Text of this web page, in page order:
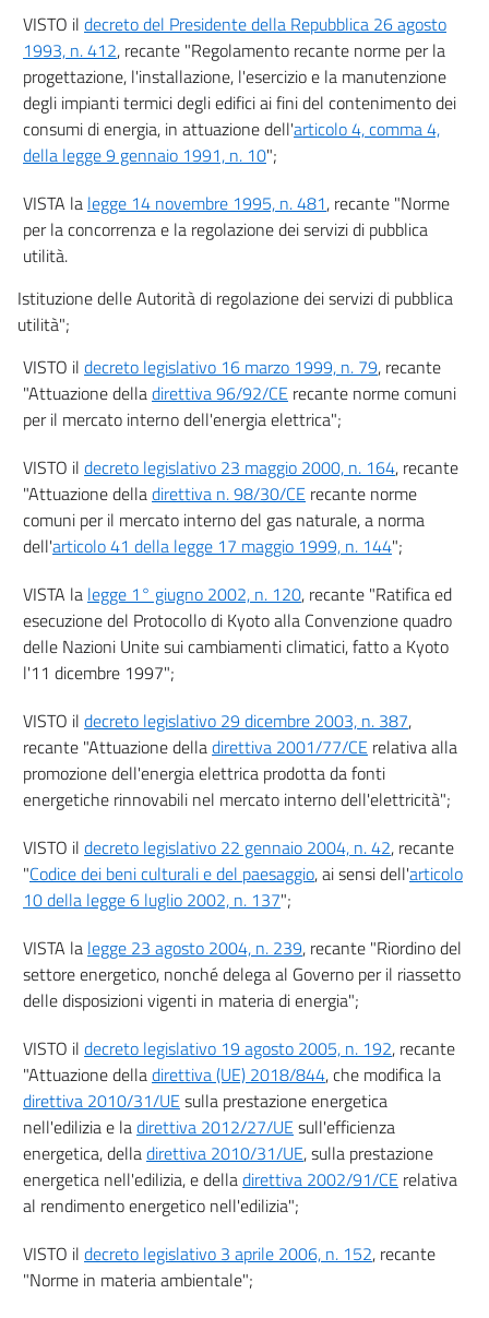
CAPO II
Regolamentazione tecnica e obblighi
26
27
28
29
29 bis
TITOLO IV
AUTOCONSUMO, COMUNITÀ ENERGETICHE RINNOVABILI E SISTEMI DI RETE
Configurazioni di autoconsumo e comunità energetiche rinnovabili
31
32
33
Reti di teleriscaldamento
34
CAPO III
Reti elettriche, gas e reti idrogeno
35
36
37
38
TITOLO V
((Energia rinnovabile nei trasporti e
criteri di sostenibilità e di riduzione delle emissioni
per biocarburanti, bioliquidi, combustibili
da biomassa, combustibili rinnovabili
da carbonio riciclato))
CAPO I
Energia da fonti rinnovabili nel settore dei trasporti
39
40
41
CAPO II
di riduzione delle emissioni di gas
a effetto serra per i biocarburanti,
i bioliquidi e i combustibili da biomassa))
42
42 bis
43
44
CAPO III
Disposizioni in materia di mobilità elettrica
VISTO il decreto del Presidente della Repubblica 26 agosto
1993, n. 412, recante "Regolamento recante norme per la
progettazione, l'installazione, l'esercizio e la manutenzione
degli impianti termici degli edifici ai fini del contenimento dei
consumi di energia, in attuazione dell'articolo 4, comma 4,
della legge 9 gennaio 1991, n. 10";
VISTA la legge 14 novembre 1995, n. 481, recante "Norme
per la concorrenza e la regolazione dei servizi di pubblica
utilità.
Istituzione delle Autorità di regolazione dei servizi di pubblica
utilità";
VISTO il decreto legislativo 16 marzo 1999, n. 79, recante
"Attuazione delladirettiva 96/92/CE recante norme comuni
per il mercato interno dell'energia elettrica";
VISTO il decreto legislativo 23 maggio 2000, n. 164, recante
"Attuazione delladirettiva n. 98/30/CE recante norme
comuni per il mercato interno del gas naturale, a norma
dell'articolo 41 della legge 17 maggio 1999, n. 144";
VISTA la legge 1° giugno 2002, n. 120, recante "Ratifica ed
esecuzione del Protocollo di Kyoto alla Convenzione quadro
delle Nazioni Unite sui cambiamenti climatici, fatto a Kyoto
l'11 dicembre 1997";
VISTO il decreto legislativo 29 dicembre 2003, n. 387,
recante "Attuazione delladirettiva 2001/77/CE relativa alla
promozione dell'energia elettrica prodotta da fonti
energetiche rinnovabili nel mercato interno dell'elettricità";
VISTO il decreto legislativo 22 gennaio 2004, n. 42, recante
"Codice dei beni culturali e del paesaggio, ai sensi dell'articolo
10 della legge 6 luglio 2002, n. 137";
VISTA la legge 23 agosto 2004, n. 239, recante "Riordino del
settore energetico, nonché delega al Governo per il riassetto
delle disposizioni vigenti in materia di energia";
VISTO il decreto legislativo 19 agosto 2005, n. 192, recante
"Attuazione delladirettiva (UE) 2018/844, che modifica la
direttiva 2010/31/UE sulla prestazione energetica
nell'edilizia e ladirettiva 2012/27/UE sull'efficienza
energetica, delladirettiva 2010/31/UE, sulla prestazione
energetica nell'edilizia, e delladirettiva 2002/91/CE relativa
al rendimento energetico nell'edilizia";
VISTO il decreto legislativo 3 aprile 2006, n. 152, recante
"Norme in materia ambientale";